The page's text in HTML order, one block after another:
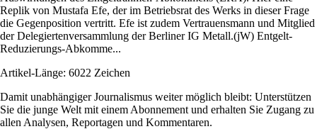
Replik von Mustafa Efe, der im Betriebsrat des Werks in dieser Frage
die Gegenposition vertritt. Efe ist zudem Vertrauensmann und Mitglied
der Delegiertenversammlung der Berliner IG Metall.(jW) Entgelt-
Reduzierungs-Abkomme...
Artikel-Länge: 6022 Zeichen
Damit unabhängiger Journalismus weiter möglich bleibt: Unterstützen
Sie die junge Welt mit einem Abonnement und erhalten Sie Zugang zu
allen Analysen, Reportagen und Kommentaren.